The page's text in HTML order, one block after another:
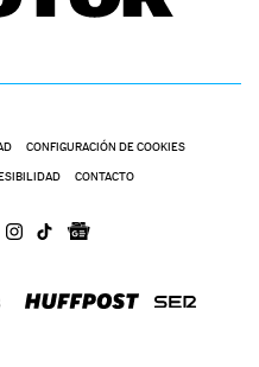
CONFIGURACIÓN DE COOKIES
CONTACTO